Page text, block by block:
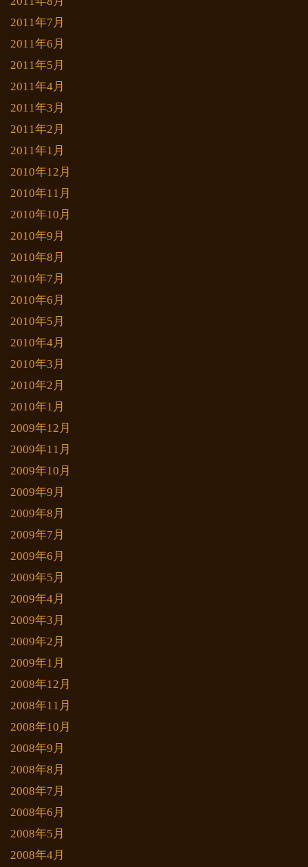
2011年7月
2011年6月
2011年5月
2011年4月
2011年3月
2011年2月
2011年1月
2010年12月
2010年11月
2010年10月
2010年9月
2010年8月
2010年7月
2010年6月
2010年5月
2010年4月
2010年3月
2010年2月
2010年1月
2009年12月
2009年11月
2009年10月
2009年9月
2009年8月
2009年7月
2009年6月
2009年5月
2009年4月
2009年3月
2009年2月
2009年1月
2008年12月
2008年11月
2008年10月
2008年9月
2008年8月
2008年7月
2008年6月
2008年5月
2008年4月